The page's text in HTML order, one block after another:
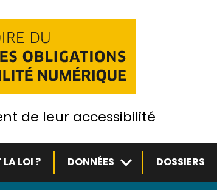
de leur accessibilité
LA LOI ? DONNÉES Sous-menuDOSSIERS